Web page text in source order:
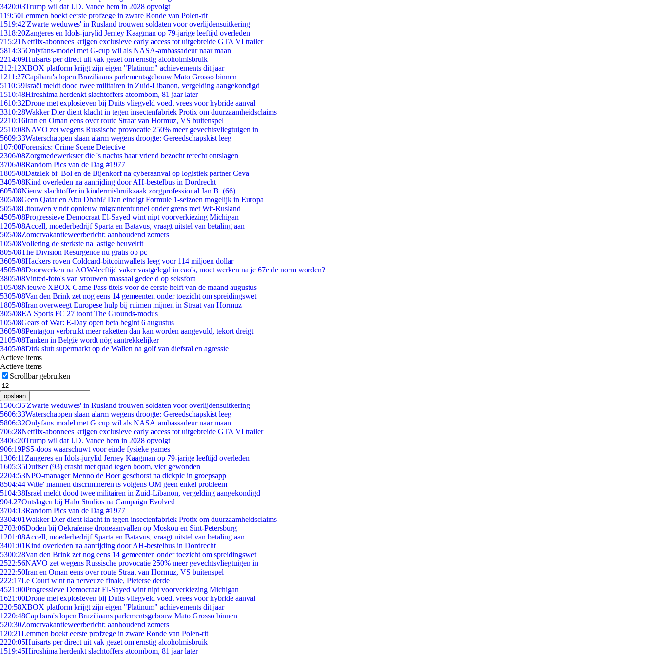
3420:03Trump wil dat J.D. Vance hem in 2028 opvolgt
119:50Lemmen boekt eerste profzege in zware Ronde van Polen-rit
1519:42'Zwarte weduwes' in Rusland trouwen soldaten voor overlijdensuitkering
1318:20Zangeres en Idols-jurylid Jerney Kaagman op 79-jarige leeftijd overleden
715:21Netflix-abonnees krijgen exclusieve early access tot uitgebreide GTA VI trailer
5814:35Onlyfans-model met G-cup wil als NASA-ambassadeur naar maan
2214:09Huisarts per direct uit vak gezet om ernstig alcoholmisbruik
212:12XBOX platform krijgt zijn eigen "Platinum" achievements dit jaar
1211:27Capibara's lopen Braziliaans parlementsgebouw Mato Grosso binnen
5110:59Israël meldt dood twee militairen in Zuid-Libanon, vergelding aangekondigd
1510:48Hiroshima herdenkt slachtoffers atoombom, 81 jaar later
1610:32Drone met explosieven bij Duits vliegveld voedt vrees voor hybride aanval
3310:28Wakker Dier dient klacht in tegen insectenfabriek Protix om duurzaamheidsclaims
2210:16Iran en Oman eens over route Straat van Hormuz, VS buitenspel
2510:08NAVO zet wegens Russische provocatie 250% meer gevechtsvliegtuigen in
5609:33Waterschappen slaan alarm wegens droogte: Gereedschapskist leeg
107:00Forensics: Crime Scene Detective
2306/08Zorgmedewerkster die 's nachts haar vriend bezocht terecht ontslagen
3706/08Random Pics van de Dag #1977
1805/08Datalek bij Bol en de Bijenkorf na cyberaanval op logistiek partner Ceva
3405/08Kind overleden na aanrijding door AH-bestelbus in Dordrecht
605/08Nieuw slachtoffer in kindermisbruikzaak zorgprofessional Jan B. (66)
305/08Geen Qatar en Abu Dhabi? Dan eindigt Formule 1-seizoen mogelijk in Europa
505/08Litouwen vindt opnieuw migrantentunnel onder grens met Wit-Rusland
4505/08Progressieve Democraat El-Sayed wint nipt voorverkiezing Michigan
1205/08Accell, moederbedrijf Sparta en Batavus, vraagt uitstel van betaling aan
505/08Zomervakantieweerbericht: aanhoudend zomers
105/08Vollering de sterkste na lastige heuvelrit
805/08The Division Resurgence nu gratis op pc
3605/08Hackers roven Coldcard-bitcoinwallets leeg voor 114 miljoen dollar
4505/08Doorwerken na AOW-leeftijd vaker vastgelegd in cao's, moet werken na je 67e de norm worden?
3805/08Vinted-foto's van vrouwen massaal gedeeld op seksfora
105/08Nieuwe XBOX Game Pass titels voor de eerste helft van de maand augustus
5305/08Van den Brink zet nog eens 14 gemeenten onder toezicht om spreidingswet
1805/08Iran overweegt Europese hulp bij ruimen mijnen in Straat van Hormuz
305/08EA Sports FC 27 toont The Grounds-modus
105/08Gears of War: E-Day open beta begint 6 augustus
3605/08Pentagon verbruikt meer raketten dan kan worden aangevuld, tekort dreigt
2105/08Tanken in België wordt nóg aantrekkelijker
3405/08Dirk sluit supermarkt op de Wallen na golf van diefstal en agressie
Actieve items
Actieve items
Scrollbar gebruiken
opslaan
1506:35'Zwarte weduwes' in Rusland trouwen soldaten voor overlijdensuitkering
5606:33Waterschappen slaan alarm wegens droogte: Gereedschapskist leeg
5806:32Onlyfans-model met G-cup wil als NASA-ambassadeur naar maan
706:28Netflix-abonnees krijgen exclusieve early access tot uitgebreide GTA VI trailer
3406:20Trump wil dat J.D. Vance hem in 2028 opvolgt
906:19PS5-doos waarschuwt voor einde fysieke games
1306:11 Zangeres en Idols-jurylid Jerney Kaagman op 79-jarige leeftijd overleden
1605:35Duitser (93) crasht met quad tegen boom, vier gewonden
2204:53NPO-manager Menno de Boer geschorst na dickpic in groepsapp
8504:44'Witte' mannen discrimineren is volgens OM geen enkel probleem
5104:38Israël meldt dood twee militairen in Zuid-Libanon, vergelding aangekondigd
904:27Ontslagen bij Halo Studios na Campaign Evolved
3704:13Random Pics van de Dag #1977
3304:01Wakker Dier dient klacht in tegen insectenfabriek Protix om duurzaamheidsclaims
2703:06Doden bij Oekraïense droneaanvallen op Moskou en Sint-Petersburg
1201:08Accell, moederbedrijf Sparta en Batavus, vraagt uitstel van betaling aan
3401:01Kind overleden na aanrijding door AH-bestelbus in Dordrecht
5300:28Van den Brink zet nog eens 14 gemeenten onder toezicht om spreidingswet
2522:56NAVO zet wegens Russische provocatie 250% meer gevechtsvliegtuigen in
2222:50Iran en Oman eens over route Straat van Hormuz, VS buitenspel
222:17Le Court wint na nerveuze finale, Pieterse derde
4521:00Progressieve Democraat El-Sayed wint nipt voorverkiezing Michigan
1621:00Drone met explosieven bij Duits vliegveld voedt vrees voor hybride aanval
220:58XBOX platform krijgt zijn eigen "Platinum" achievements dit jaar
1220:48Capibara's lopen Braziliaans parlementsgebouw Mato Grosso binnen
520:30Zomervakantieweerbericht: aanhoudend zomers
1 20:21Lemmen boekt eerste profzege in zware Ronde van Polen-rit
2220:05Huisarts per direct uit vak gezet om ernstig alcoholmisbruik
1519:45Hiroshima herdenkt slachtoffers atoombom, 81 jaar later